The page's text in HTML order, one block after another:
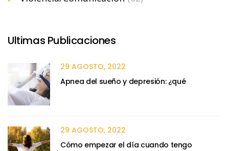
Ultimas Publicaciones
29 AGOSTO, 2022
Apnea del sueño y depresión: ¿qué
29 AGOSTO, 2022
Cómo empezar el día cuando tengo